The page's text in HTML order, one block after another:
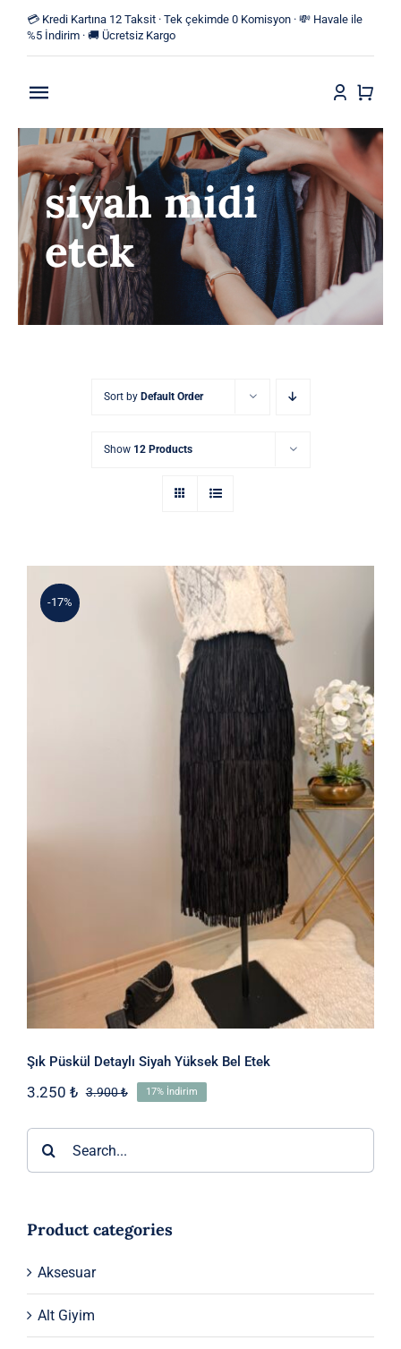
content
💳 Kredi Kartına 12 Taksit · Tek çekimde 0 Komisyon · 💸 Havale ile
%5 İndirim · 🚚 Ücretsiz Kargo
Toggle
Navigation
Anasayfa
Mağaza
Yeni Ürünler
Kategoriler
siyah midi
etek
Sort by Default Order
Show 12 Products
-17%
Şık Püskül Detaylı Siyah Yüksek Bel
Etek
Şık Püskül Detaylı Siyah Yüksek Bel Etek
3.900₺Orijinal
3.250 ₺
Şu
3.250 ₺.
17% İndirim
Product categories
Aksesuar
Alt Giyim